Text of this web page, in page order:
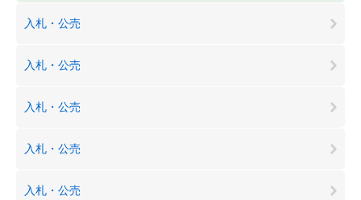
入札・公売
入札・公売
入札・公売
入札・公売
入札・公売